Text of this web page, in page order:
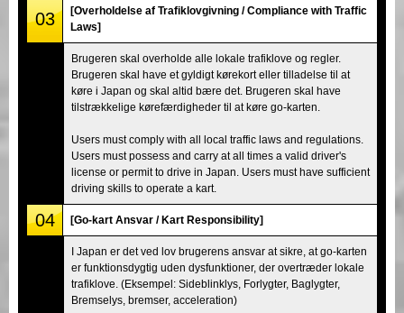
03
[Overholdelse af Trafiklovgivning / Compliance with Traffic
Laws]
Brugeren skal overholde alle lokale trafiklove og regler.
Brugeren skal have et gyldigt kørekort eller tilladelse til at
køre i Japan og skal altid bære det. Brugeren skal have
tilstrækkelige kørefærdigheder til at køre go-karten.
Users must comply with all local traffic laws and regulations.
Users must possess and carry at all times a valid driver's
license or permit to drive in Japan. Users must have sufficient
driving skills to operate a kart.
04 [Go-kart Ansvar / Kart Responsibility]
I Japan er det ved lov brugerens ansvar at sikre, at go-karten
er funktionsdygtig uden dysfunktioner, der overtræder lokale
trafiklove. (Eksempel: Sideblinklys, Forlygter, Baglygter,
Bremselys, bremser, acceleration)